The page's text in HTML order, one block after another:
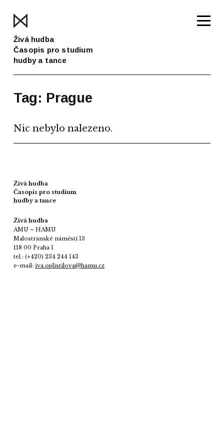
Živá hudba
Časopis pro studium
hudby a tance
Tag: Prague
Nic nebylo nalezeno.
Živá hudba
Časopis pro studium
hudby a tance
Živá hudba
AMU – HAMU
Malostranské náměstí 13
118 00 Praha 1
tel.: (+420) 234 244 143
e-mail: iva.oplistilova@hamu.cz